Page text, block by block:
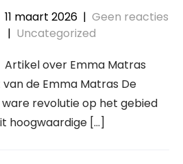
11 maart 2026 | Geen reacties
| Uncategorized
Artikel over Emma Matras
de Emma Matras De
revolutie op het gebied
hoogwaardige […]